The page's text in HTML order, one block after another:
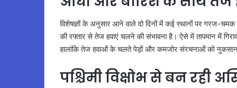
विशेषज्ञों के अनुसार आने वाले दो दिनों में कई स्थानों पर गरज-
की रफ्तार से तेज हवाएं चलने की संभावना है। ऐसे में तापमान में
हालांकि तेज हवाओं के चलते पेड़ों और कमजोर संरचनाओं को नुकसान
पश्चिमी विक्षोभ से बन रही